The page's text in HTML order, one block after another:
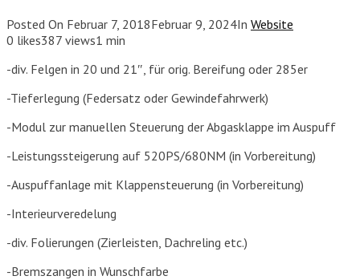
Posted On Februar 7, 2018Februar 9, 2024In Website
0 likes387 views1 min
-div. Felgen in 20 und 21″, für orig. Bereifung oder 285er
-Tieferlegung (Federsatz oder Gewindefahrwerk)
-Modul zur manuellen Steuerung der Abgasklappe im Auspuff
-Leistungssteigerung auf 520PS/680NM (in Vorbereitung)
-Auspuffanlage mit Klappensteuerung (in Vorbereitung)
-Interieurveredelung
-div. Folierungen (Zierleisten, Dachreling etc.)
-Bremszangen in Wunschfarbe